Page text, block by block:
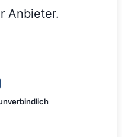
Anbieter.